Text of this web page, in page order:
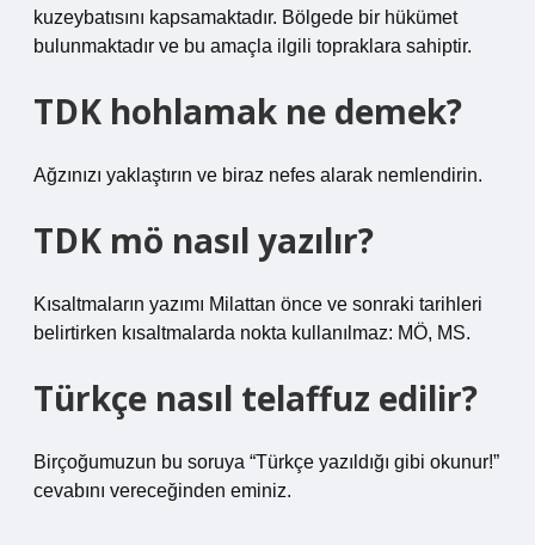
kuzeybatısını kapsamaktadır. Bölgede bir hükümet
bulunmaktadır ve bu amaçla ilgili topraklara sahiptir.
TDK hohlamak ne demek?
Ağzınızı yaklaştırın ve biraz nefes alarak nemlendirin.
TDK mö nasıl yazılır?
Kısaltmaların yazımı Milattan önce ve sonraki tarihleri ​​
belirtirken kısaltmalarda nokta kullanılmaz: MÖ, MS.
Türkçe nasıl telaffuz edilir?
Birçoğumuzun bu soruya “Türkçe yazıldığı gibi okunur!”
cevabını vereceğinden eminiz.